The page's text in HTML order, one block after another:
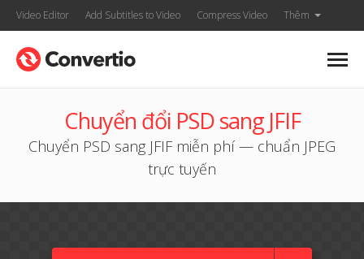
Video Editor Add Subtitles to Video Compress Video Thêm
Chuyển đổi PSD sang JFIF
Chuyển PSD sang JFIF miễn phí — chuẩn JPEG
trực tuyến